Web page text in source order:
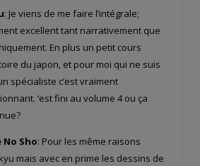
: Je viens de me faire l’intégrale;
excellent tant narrativement que
En plus un petit cours
du japon, et pour moi qui ne suis
spécialiste c’est vraiment
‘est fini au volume 4 ou ça
No Sho: Pour les même raisons
mais avec en prime les dessins de